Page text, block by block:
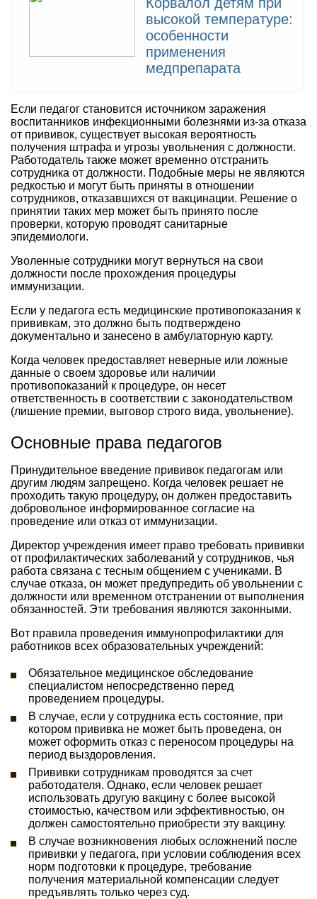
высокой температуре:
особенности
применения
медпрепарата
Если педагог становится источником заражения
воспитанников инфекционными болезнями из-за отказа
от прививок, существует высокая вероятность
получения штрафа и угрозы увольнения с должности.
Работодатель также может временно отстранить
сотрудника от должности. Подобные меры не являются
редкостью и могут быть приняты в отношении
сотрудников, отказавшихся от вакцинации. Решение о
принятии таких мер может быть принято после
проверки, которую проводят санитарные
эпидемиологи.
Уволенные сотрудники могут вернуться на свои
должности после прохождения процедуры
иммунизации.
Если у педагога есть медицинские противопоказания к
прививкам, это должно быть подтверждено
документально и занесено в амбулаторную карту.
Когда человек предоставляет неверные или ложные
данные о своем здоровье или наличии
противопоказаний к процедуре, он несет
ответственность в соответствии с законодательством
(лишение премии, выговор строго вида, увольнение).
Основные права педагогов
Принудительное введение прививок педагогам или
другим людям запрещено. Когда человек решает не
проходить такую процедуру, он должен предоставить
добровольное информированное согласие на
проведение или отказ от иммунизации.
Директор учреждения имеет право требовать прививки
от профилактических заболеваний у сотрудников, чья
работа связана с тесным общением с учениками. В
случае отказа, он может предупредить об увольнении с
должности или временном отстранении от выполнения
обязанностей. Эти требования являются законными.
Вот правила проведения иммунопрофилактики для
работников всех образовательных учреждений:
Обязательное медицинское обследование
специалистом непосредственно перед
проведением процедуры.
В случае, если у сотрудника есть состояние, при
котором прививка не может быть проведена, он
может оформить отказ с переносом процедуры на
период выздоровления.
Прививки сотрудникам проводятся за счет
работодателя. Однако, если человек решает
использовать другую вакцину с более высокой
стоимостью, качеством или эффективностью, он
должен самостоятельно приобрести эту вакцину.
В случае возникновения любых осложнений после
прививки у педагога, при условии соблюдения всех
норм подготовки к процедуре, требование
получения материальной компенсации следует
предъявлять только через суд.